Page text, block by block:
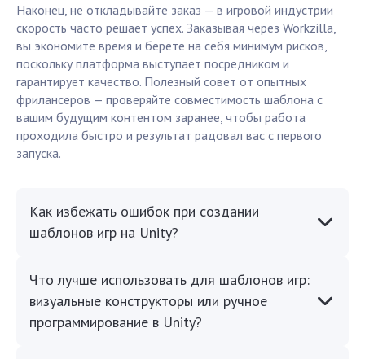
Наконец, не откладывайте заказ — в игровой индустрии
скорость часто решает успех. Заказывая через Workzilla,
вы экономите время и берёте на себя минимум рисков,
поскольку платформа выступает посредником и
гарантирует качество. Полезный совет от опытных
фрилансеров — проверяйте совместимость шаблона с
вашим будущим контентом заранее, чтобы работа
проходила быстро и результат радовал вас с первого
запуска.
Как избежать ошибок при создании
шаблонов игр на Unity?
Что лучше использовать для шаблонов игр:
визуальные конструкторы или ручное
программирование в Unity?